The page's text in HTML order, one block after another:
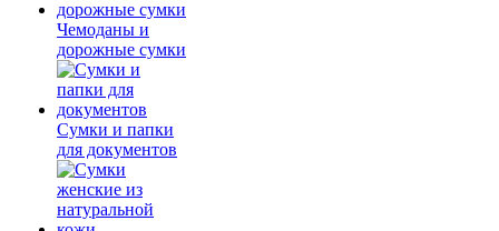
Чемоданы и
дорожные сумки
Сумки и папки
для документов